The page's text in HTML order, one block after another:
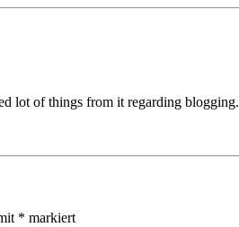
lot of things from it regarding blogging.
* markiert